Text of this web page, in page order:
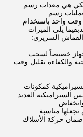
هي معدات رسم
رسم
واحد باستخدام
يلي الميزات
القماش السريري:
خصيصاً لسحب
والكفاءة.تقليل وقت
كمكونات
السيراميكية العديد
مناسبة
ضمان حركة الأسلاك